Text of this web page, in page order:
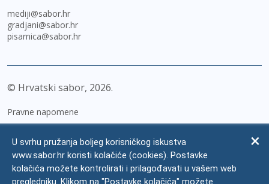
mediji@sabor.hr
gradjani@sabor.hr
pisarnica@sabor.hr
© Hrvatski sabor, 2026
Pravne napomene
Zaštita osobnih podataka
Impressum
U svrhu pružanja boljeg korisničkog iskustva
www.sabor.hr koristi kolačiće (cookies). Postavke
kolačića možete kontrolirati i prilagođavati u vašem web
pregledniku. Klikom na "Postavke kolačića" možete